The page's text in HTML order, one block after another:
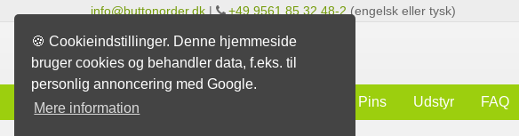
🍪 Cookieindstillinger. Denne hjemmeside
bruger cookies og behandler data, f.eks. til
personlig annoncering med Google.
Mere information
info@buttonorder.dk | +49 9561 85 32 48-2 (engelsk eller tysk)
Pins Udstyr FAQ